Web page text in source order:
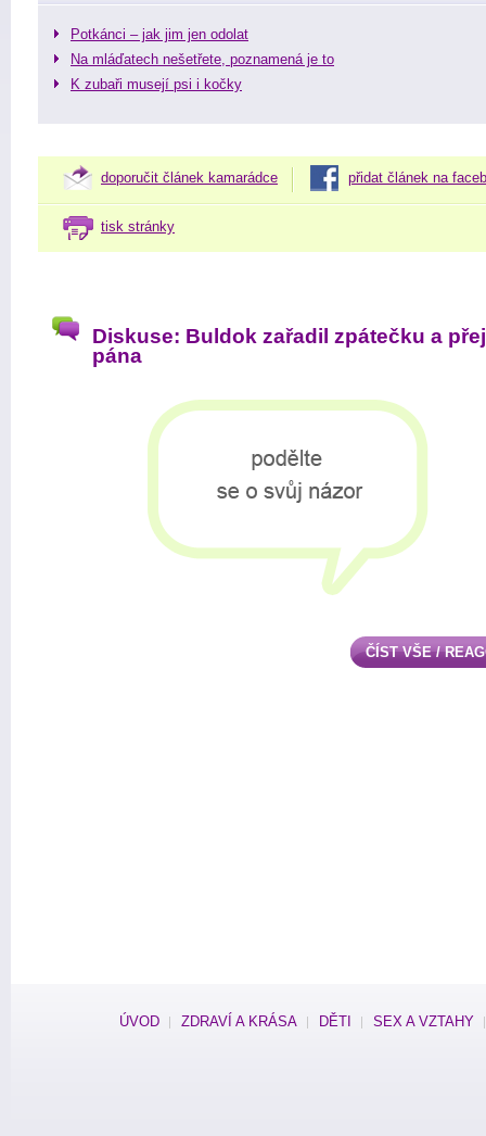
Potkánci – jak jim jen odolat
Na mláďatech nešetřete, poznamená je to
K zubaři musejí psi i kočky
doporučit článek kamarádce přidat článek na
tisk stránky
Diskuse: Buldok zařadil zpátečku a
pána
ČÍST VŠE /
ÚVOD ZDRAVÍ A KRÁSA DĚTI SEX A VZTAHY